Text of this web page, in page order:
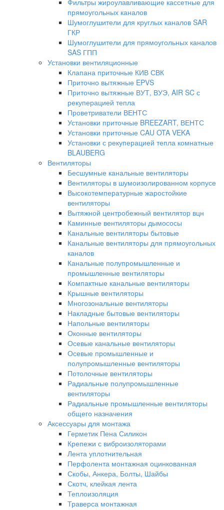
Фильтры жироулавливающие кассетные для
прямоугольных каналов
Шумоглушители для круглых каналов SAR
ГКР
Шумоглушители для прямоугольных каналов
SAS ГПП
Установки вентиляционные
Клапана приточные КИВ СВК
Приточно вытяжные EPVS
Приточно вытяжные ВУТ, ВУЭ, AIR SC с
рекуперацией тепла
Проветриватели ВЕНТС
Установки приточные BREEZART, ВЕНТС
Установки приточные CAU OTA VEKA
Установки с рекуперацией тепла комнатные
BLAUBERG
Вентиляторы
Бесшумные канальные вентиляторы
Вентиляторы в шумоизолированном корпусе
Высокотемпературные жаростойкие
вентиляторы
Вытяжной центробежный вентилятор вцн
Каминные вентиляторы дымососы
Канальные вентиляторы бытовые
Канальные вентиляторы для прямоугольных
каналов
Канальные полупромышленные и
промышленные вентиляторы
Компактные канальные вентиляторы
Крышные вентиляторы
Многозональные вентиляторы
Накладные бытовые вентиляторы
Напольные вентиляторы
Оконные вентиляторы
Осевые канальные вентиляторы
Осевые промышленные и
полупромышленные вентиляторы
Потолочные вентиляторы
Радиальные полупромышленные
вентиляторы
Радиальные промышленные вентиляторы
общего назначения
Аксессуары для монтажа
Герметик Пена Силикон
Крепежи с виброизоляторами
Лента уплотнительная
Перфолента монтажная оцинкованная
Скобы, Анкера, Болты, Шайбы
Скотч, клейкая лента
Теплоизоляция
Траверса монтажная